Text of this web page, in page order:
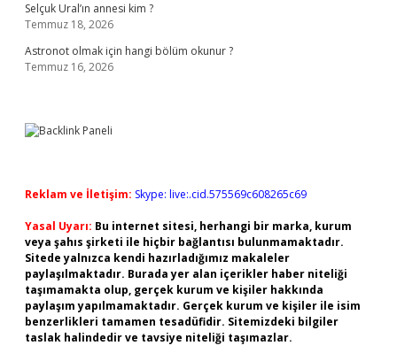
Selçuk Ural’ın annesi kim ?
Temmuz 18, 2026
Astronot olmak için hangi bölüm okunur ?
Temmuz 16, 2026
Reklam ve İletişim: Skype: live:.cid.575569c608265c69
Yasal Uyarı: Bu internet sitesi, herhangi bir marka, kurum
veya şahıs şirketi ile hiçbir bağlantısı bulunmamaktadır.
Sitede yalnızca kendi hazırladığımız makaleler
paylaşılmaktadır. Burada yer alan içerikler haber niteliği
taşımamakta olup, gerçek kurum ve kişiler hakkında
paylaşım yapılmamaktadır. Gerçek kurum ve kişiler ile isim
benzerlikleri tamamen tesadüfidir. Sitemizdeki bilgiler
taslak halindedir ve tavsiye niteliği taşımazlar.